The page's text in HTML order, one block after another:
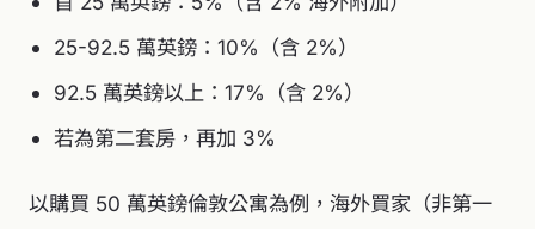
25-92.5 萬英鎊：10%（含 2%）
92.5 萬英鎊以上：17%（含 2%）
若為第二套房，再加 3%
以購買 50 萬英鎊倫敦公寓為例，海外買家（非第一